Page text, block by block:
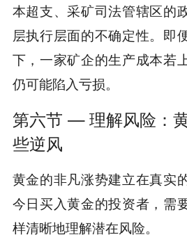
本超支、采矿司法管辖区的
层执行层面的不确定性。即
下，一家矿企的生产成本若
仍可能陷入亏损。
第六节 — 理解风险：
些逆风
黄金的非凡涨势建立在真实
今日买入黄金的投资者，需
样清晰地理解潜在风险。